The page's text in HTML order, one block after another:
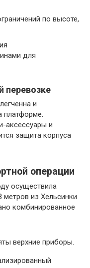
по высоте,
для
перевозке
и
платформе.
аксессуары и
защита корпуса
операции
осуществила
из Хельсинки
комбинированное
верхние приборы.